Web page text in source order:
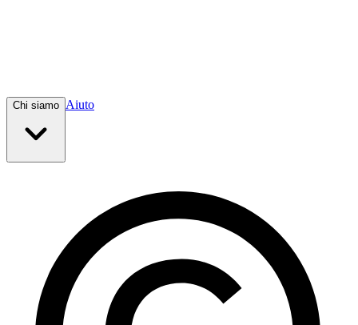
Chi siamo Aiuto